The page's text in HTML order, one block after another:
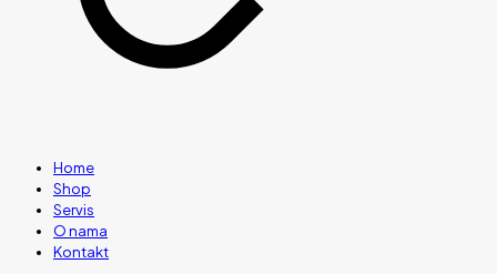
Home
Shop
Servis
O nama
Kontakt